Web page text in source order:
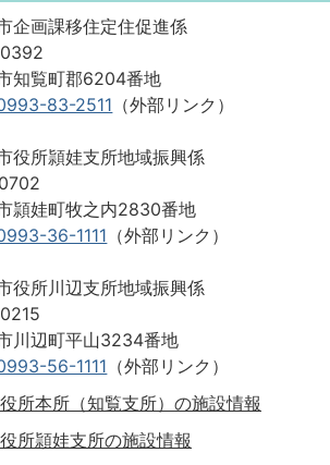
企画課移住定住促進係
知覧町郡6204番地
83-2511 （外部リンク）
役所頴娃支所地域振興係
頴娃町牧之内2830番地
36-1111 （外部リンク）
役所川辺支所地域振興係
川辺町平山3234番地
56-1111 （外部リンク）
所本所（知覧支所）の施設情報
所頴娃支所の施設情報